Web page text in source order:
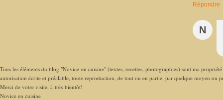
Répondre
N
Tous les éléments du blog "Novice en cuisine" (textes, recettes, photographies) sont ma
autorisation écrite et préalable, toute reproduction, de tout ou en partie, par quelque moyen ou
Merci de votre visite, à très bientôt!
Novice en cuisine